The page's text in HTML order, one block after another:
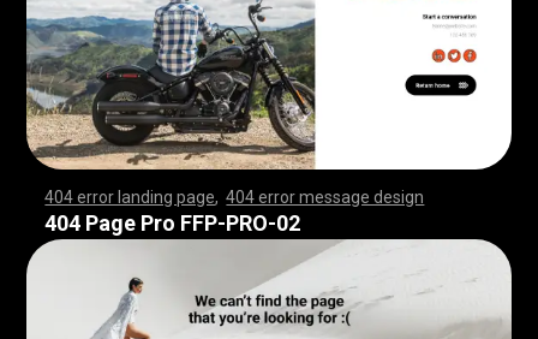
404 error landing page ,404 error message design
,,,,,,,,,,,,,,,,,,,,,,,, ,,,,,,,,,,,,,,,,,,,,,,,,,,,,
,,,,,,,,,,,,,,,,,,,,,,,, ,,,,,,,,,,,,,,,,,,,,,,,,,,,,
,,,,,,,,,,,,,,,,,,,,,,,, ,,,,,,,,,,,,,,,,,,,,,,,,,,,,
,,,,,,,,,,,,,,,,,,,,,,,, ,,,,,,,,,,,,,,,,,,,,,,,,,,,,
,,,,,,,,,,,,,,,,,,,,,,,, ,,,,,,,,,,,,,,,,,,,,,,,,,,,,
,,,,,,,,,,,,,,,,,,,,,,,, ,,,,,,,,,,,,,,,,,,,,,,,,,,,,
,,,,,,,,,,,,,,,,,,,,,,,, ,,,,,,,,,,,,,,,,,,,,,,,,,,,,
,,,,,,,,,,,,,,,,,,,,,,,, ,,,,,,,,,,,,,,,,,,,,,,,,,,,,
404 Page Pro FFP-PRO-02